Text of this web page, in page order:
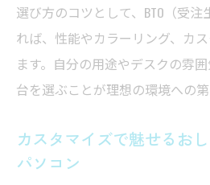
選び方のコツとして、BTO（受
れば、性能やカラーリング、カ
ます。自分の用途やデスクの雰
台を選ぶことが理想の環境への第
カスタマイズで魅せるお
パソコン